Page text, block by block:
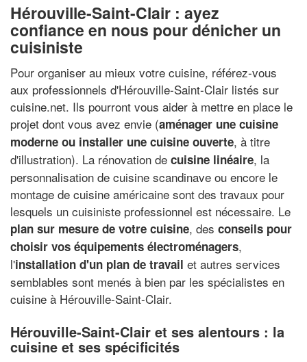
Hérouville-Saint-Clair : ayez
confiance en nous pour dénicher un
cuisiniste
Pour organiser au mieux votre cuisine, référez-vous
aux professionnels d'Hérouville-Saint-Clair listés sur
cuisine.net. Ils pourront vous aider à mettre en place le
projet dont vous avez envie (aménager une cuisine
moderne ou installer une cuisine ouverte, à titre
d'illustration). La rénovation de cuisine linéaire, la
personnalisation de cuisine scandinave ou encore le
montage de cuisine américaine sont des travaux pour
lesquels un cuisiniste professionnel est nécessaire. Le
plan sur mesure de votre cuisine, des conseils pour
choisir vos équipements électroménagers,
l'installation d'un plan de travail et autres services
semblables sont menés à bien par les spécialistes en
cuisine à Hérouville-Saint-Clair.
Hérouville-Saint-Clair et ses alentours : la
cuisine et ses spécificités